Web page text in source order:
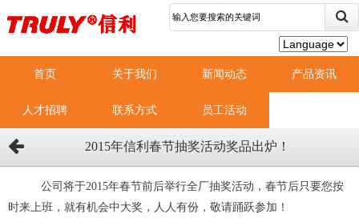
首页 关于我们 新闻动态 产品资讯
人才招聘 联系方式 员工活动
2015年信利春节抽奖活动奖品出炉！
公司将于2015年春节前后举行全厂抽奖活动，春节后只要您按
时来上班，就有机会中大奖，人人有份，敬请踊跃参加！